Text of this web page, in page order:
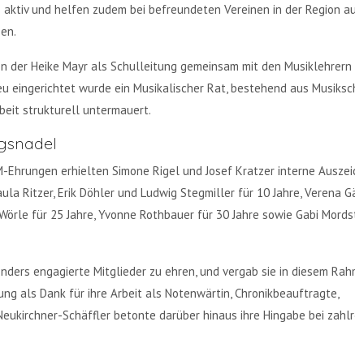
und helfen zudem bei befreundeten Vereinen in der Region
Heike Mayr als Schulleitung gemeinsam mit den Musiklehrern
wurde ein Musikalischer Rat, bestehend aus
strukturell untermauert.
Ehrungen erhielten Simone Rigel und Josef Kratzer interne
Ritzer, Erik Döhler und Ludwig Stegmiller für 10 Jahre, Verena
für 25 Jahre, Yvonne Rothbauer für 30 Jahre sowie Gabi
engagierte Mitglieder zu ehren, und vergab sie in diesem
als Dank für ihre Arbeit als Notenwärtin, Chronikbeauftragte,
Schäffler betonte darüber hinaus ihre Hingabe bei